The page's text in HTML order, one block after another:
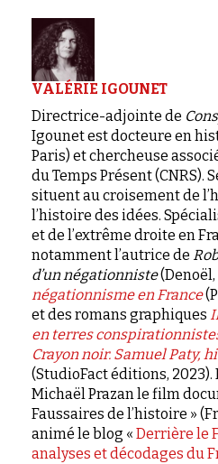
VALÉRIE IGOUNET
Directrice-adjointe de
Igounet est docteure en
Paris) et chercheuse
du Temps Présent (CNRS).
situent au croisement de
l’histoire des idées.
et de l’extrême droite en
notamment l’autrice de
d’un négationniste(Denoël,
négationnisme en France
et des romans graphiques
en terres
Crayon noir. Samuel Paty,
(StudioFact éditions, 2023).
Michaël Prazan le film
Faussaires de l’histoire »
animé le blog « Derrière le
analyses et décodages du